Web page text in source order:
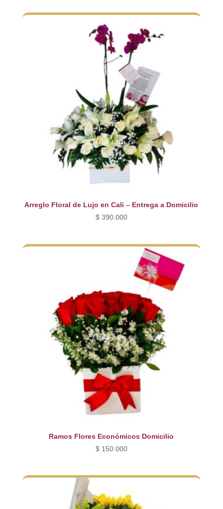
Arreglo Floral de Lujo en Cali – Entrega a Domicilio
$390.000
Ramos Flores Económicos Domicilio
$150.000